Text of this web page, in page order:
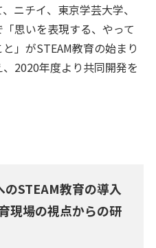
ニチイ、東京学芸大学、
思いを表現する、やって
」がSTEAM教育の始まり
2020年度より共同開発を
のSTEAM教育の導入
現場の視点からの研